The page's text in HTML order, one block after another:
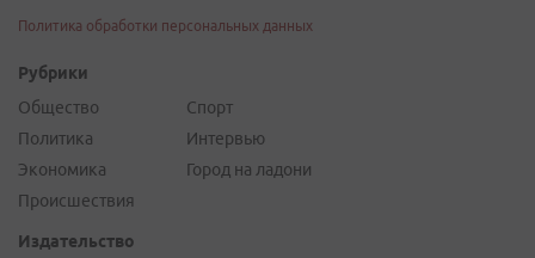
Политика обработки персональных данных
Рубрики
Общество
Политика
Экономика
Происшествия
Спорт
Интервью
Город на ладони
Издательство